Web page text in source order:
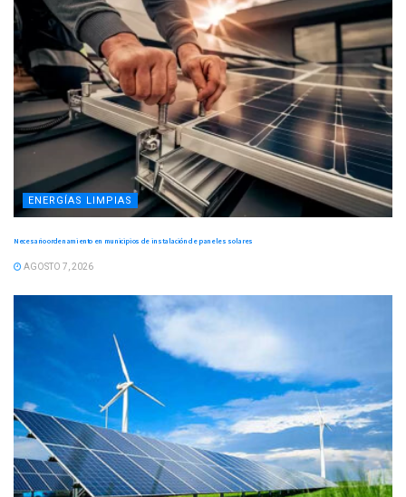
ENERGÍAS LIMPIAS
Necesario ordenamiento en municipios de instalación de paneles solares
AGOSTO 7, 2026